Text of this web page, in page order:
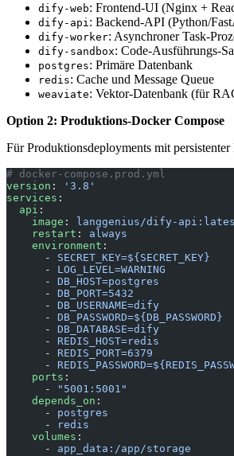
dify-web: Frontend-UI (Nginx +
dify-api: Backend-API (Python/
dify-worker: Asynchroner Task-
dify-sandbox: Code-Ausführungs-
postgres: Primäre Datenbank
redis: Cache und Message Queue
weaviate: Vektor-Datenbank (für
Option 2: Produktions-Docker Compose
Für Produktionsdeployments mit
# docker-compose.prod.yml
version :
'3.8'
services :
  api
:
    image
:
langgenius/dify-
    restart
: always
    environment
:
      -
SECRET_KEY=${SECRET_KEY}
      -
LOG_LEVEL=WARNING
      -
DB_HOST=postgres
      -
DB_PORT=5432
      -
DB_USERNAME=dify
      -
DB_PASSWORD=${DB_PASSWORD}
      -
DB_DATABASE=dify
      -
REDIS_HOST=redis
      -
REDIS_PORT=6379
      -
    ports
:
      -
"5001:5001"
    depends_on
:
      -
postgres
      -
redis
    volumes
:
      -
app_data:/app/storage